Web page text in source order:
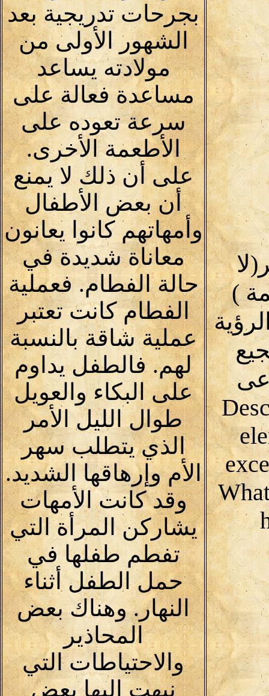
كلمة )
بجرحات تدريجية بعد
الشهور الأولى من
مولادته يساعد
مساعدة فعالة على
سرعة تعوده على
الأطعمة الأخرى.
على أن ذلك لا يمنع
أن بعض الأطفال
وأمهاتهم كانوا يعانون
معاناة شديدة في
حالة الفطام. فعملية
الفطام كانت تعتبر
عملية شاقة بالنسبة
لهم. فالطفل يداوم
على البكاء والعويل
طوال الليل الأمر
الذي يتطلب سهر
الأم وإرهاقها الشديد.
وقد كانت الأمهات
يشاركن المرأة التي
تفطم طفلها في
حمل الطفل أثناء
النهار. وهناك بعض
المحاذير
والاحتياطات التي
نبهت إليها بعض